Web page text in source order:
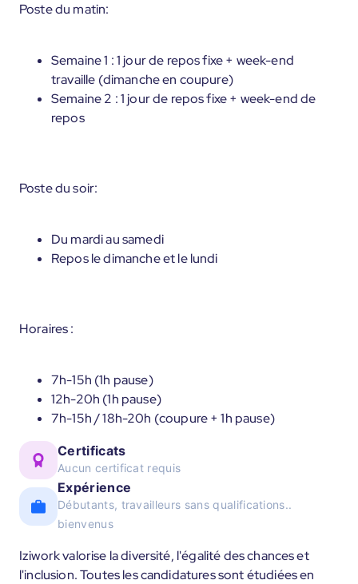
Poste du matin:
Semaine 1 : 1 jour de repos fixe + week-end
travaille (dimanche en coupure)
Semaine 2 : 1 jour de repos fixe + week-end de
repos
Poste du soir:
Du mardi au samedi
Repos le dimanche et le lundi
Horaires :
7h-15h (1h pause)
12h-20h (1h pause)
7h-15h / 18h-20h (coupure + 1h pause)
Certificats
Aucun certificat requis
Expérience
Débutants, travailleurs sans qualifications..
bienvenus
Iziwork valorise la diversité, l'égalité des chances et
l'inclusion. Toutes les candidatures sont étudiées en